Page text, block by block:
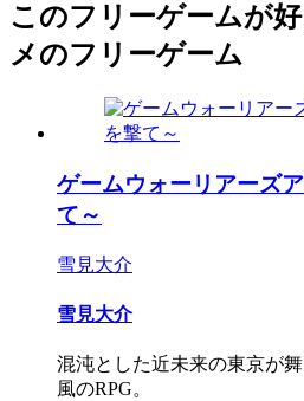
このフリーゲームが
メのフリーゲーム
ゲームウォーリアーズ
て～
雪見大介
雪見大介
混沌とした近未来の東京が
風のRPG。